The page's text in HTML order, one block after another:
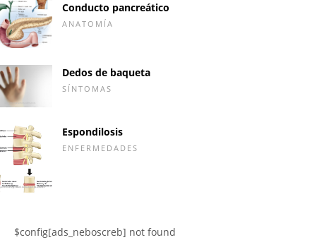
Conducto pancreático
ANATOMÍA
Dedos de baqueta
SÍNTOMAS
Espondilosis
ENFERMEDADES
$config[ads_neboscreb] not found